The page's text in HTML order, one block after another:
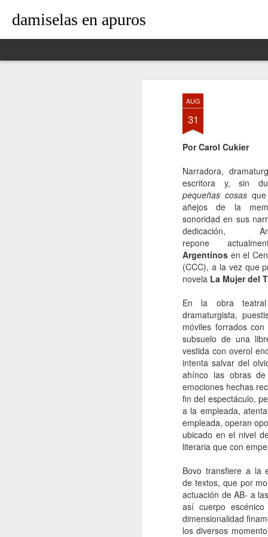
AUG
31
Por Carol Cukier
Narradora,
escritora y, sin
pequeñas cosas
añejos de la
sonoridad en sus
dedicación,
repone
Argentinos en el
(CCC), a la vez que
novela La Mujer del
En la obra
dramaturgista,
móviles forrados
subsuelo de una
vestida con overol
intenta salvar del
ahínco las obras
emociones hechas
fin del espectáculo,
a la empleada,
empleada, operan
ubicado en el nivel
literaria que con
Bovo transfiere a la
de textos, que por
actuación de AB- a
así cuerpo
dimensionalidad
los diversos
damiselas en apuros